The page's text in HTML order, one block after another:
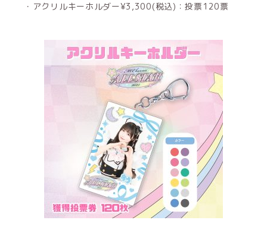
・アクリルキーホルダー¥3,300(税込)：投票120票